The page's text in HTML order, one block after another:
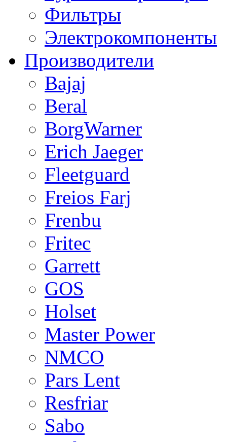
Фильтры
Электрокомпоненты
Производители
Bajaj
Beral
BorgWarner
Erich Jaeger
Fleetguard
Freios Farj
Frenbu
Fritec
Garrett
GOS
Holset
Master Power
NMCO
Pars Lent
Resfriar
Sabo